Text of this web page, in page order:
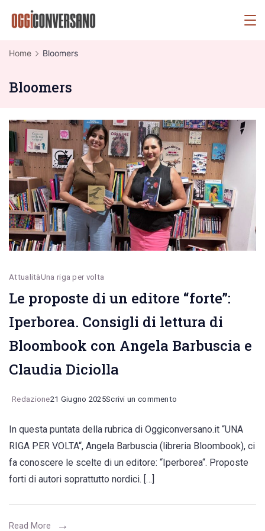
Home Bloomers
Bloomers
AttualitàUna riga per volta
Le proposte di un editore “forte”:
Iperborea. Consigli di lettura di
Bloombook con Angela Barbuscia e
Claudia Diciolla
Redazione21 Giugno 2025Scrivi un commento
proposte
di
“forte”:
In questa puntata della rubrica di Oggiconversano.it “UNA
RIGA PER VOLTA“, Angela Barbuscia (libreria Bloombook), ci
fa conoscere le scelte di un editore: “Iperborea“. Proposte
forti di autori soprattutto nordici. […]
Read More